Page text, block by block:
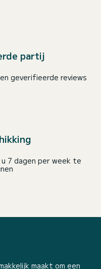
partij
geverifieerde reviews
u 7 dagen per week te
maakt om een